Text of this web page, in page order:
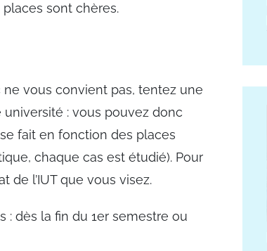
sont chères.
ne vous convient pas, tentez une
: vous pouvez donc
fait en fonction des places
chaque cas est étudié). Pour
de l’IUT que vous visez.
dès la fin du 1er semestre ou